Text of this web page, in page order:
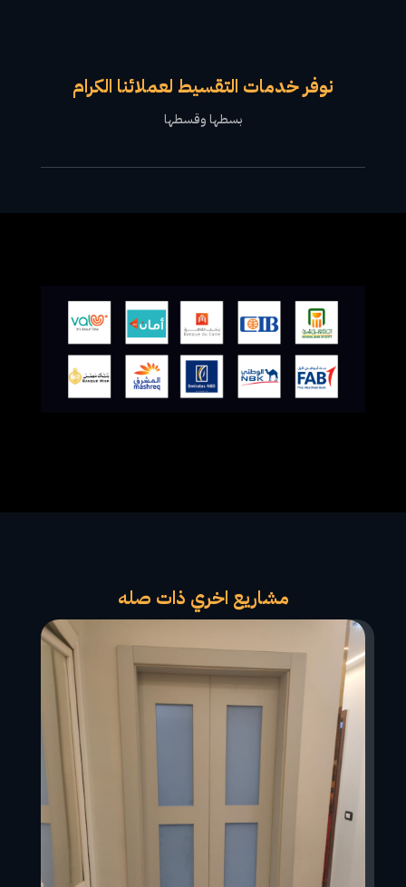
نوفر خدمات التقسيط لعملائنا الكرام
بسطها وقسطها
مشاريع اخري ذات صله